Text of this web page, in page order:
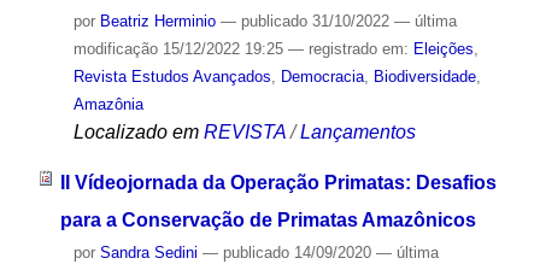
por Beatriz Herminio — publicado31/10/2022 — última
modificação15/12/2022 19:25 — registrado em: Eleições
Revista Estudos Avançados
Democracia, Biodiversidade,
Amazônia
Localizado em REVISTA /Lançamentos
II Vídeojornada da Operação Primatas: Desafios
para a Conservação de Primatas Amazônicos
por Sandra Sedini — publicado14/09/2020 — última